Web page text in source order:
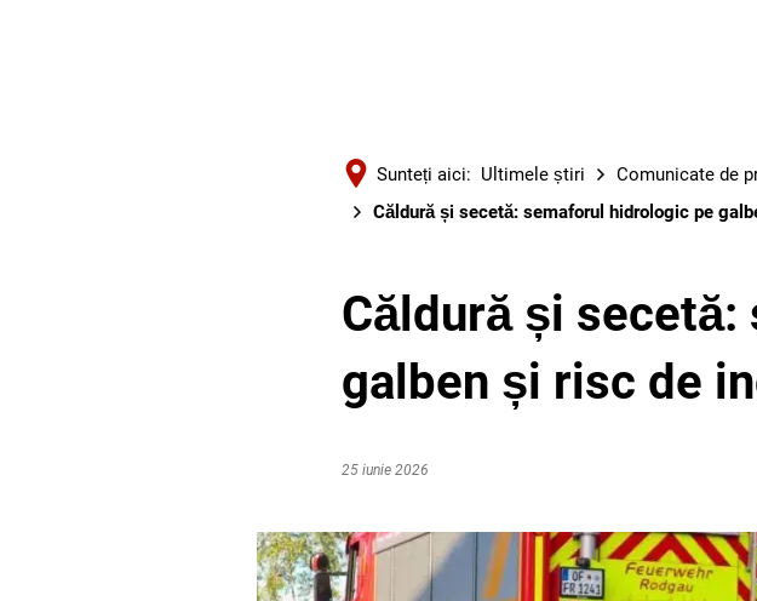
Sunteți aici: Ultimele știri Comunicate de
Căldură și secetă: semaforul hidrologic pe
Căldură și
galben și risc de
25 iunie 2026